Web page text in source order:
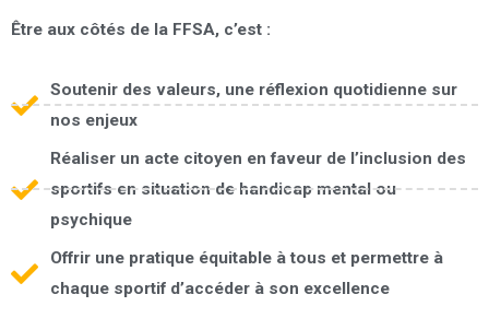
Être aux côtés de la FFSA, c’est :
Soutenir des valeurs, une réflexion quotidienne sur
nos enjeux
Réaliser un acte citoyen en faveur de l’inclusion des
sportifs en situation de handicap mental ou
psychique
Offrir une pratique équitable à tous et permettre à
chaque sportif d’accéder à son excellence